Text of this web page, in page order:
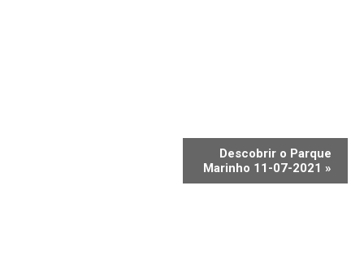
Descobrir o Parque
Marinho 11-07-2021 »